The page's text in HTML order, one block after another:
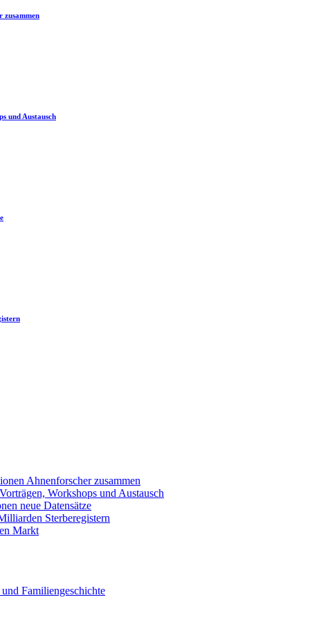
zusammen
und Austausch
Ahnenforscher zusammen
Workshops und Austausch
neue Datensätze
Sterberegistern
Markt
Familiengeschichte